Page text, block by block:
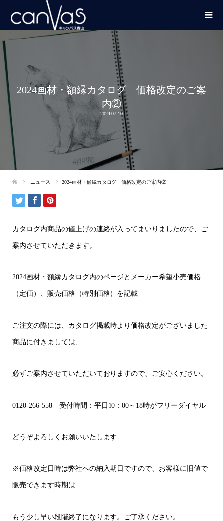
2024画材・額縁カタログ 価格改定のご案
内②
2024.07.10
ニュース 2024画材・額縁カタログ 価格改定のご案内②
カタログ内商品の値上げの連絡が入ってまいりましたので、ご
案内させていただきます。
2024画材・額縁カタログ内のページとメーカー希望小売価格
（定価）、販売価格（特別価格）を記載
ご注文の際には、カタログ掲載時より価格改定がございました
商品に付きましては、
必ずご案内させていただいておりますので、ご安心ください。
0120-266-558 受付時間：平日10：00～18時がフリーダイヤル
どうぞよろしくお願いいたします
※価格改定日時は弊社への納入期日ですので、お客様に旧値で
販売できます時期は
もう少し早い段階終了になります。ご了承ください。